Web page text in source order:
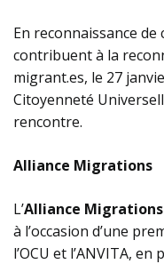
En reconnaissance
contribuent à la
migrant.es, le 27
Citoyenneté
rencontre.
Alliance Migrations
L’Alliance Migrations
à l’occasion d’une
l’OCU et l’ANVITA,